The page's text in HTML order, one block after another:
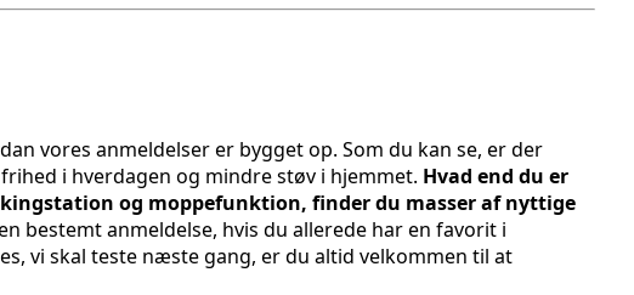
vores anmeldelser er bygget op. Som du kan se, er der
i hverdagen og mindre støv i hjemmet. Hvad end du er
og moppefunktion, finder du masser af nyttige
bestemt anmeldelse, hvis du allerede har en favorit i
vi skal teste næste gang, er du altid velkommen til at